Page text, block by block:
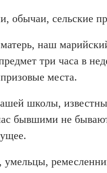
обычаи, сельские
наш
три часа в
места.
школы,
бывшими не